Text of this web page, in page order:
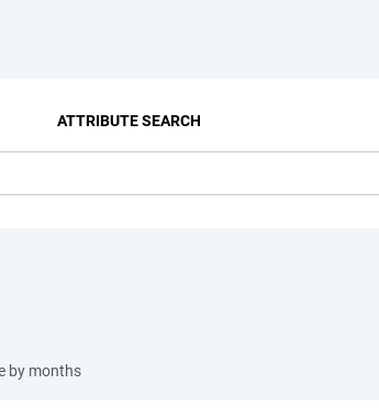
ATTRIBUTE SEARCH
by months